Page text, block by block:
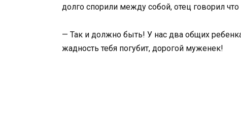
долго спорили между собой, отец говорил
— Так и должно быть! У нас два общих
жадность тебя погубит, дорогой муженек!